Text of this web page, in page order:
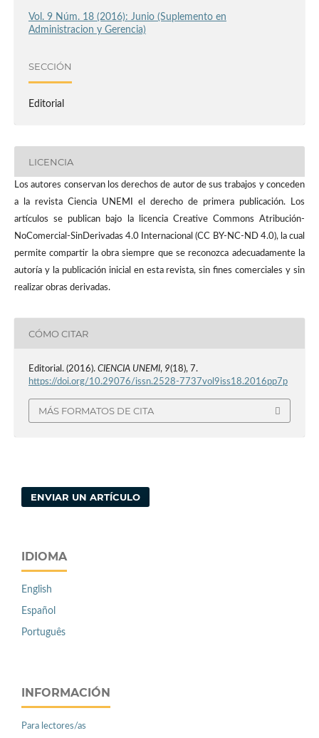
Vol. 9 Núm. 18 (2016): Junio (Suplemento en
Administracion y Gerencia)
SECCIÓN
Editorial
LICENCIA
Los autores conservan los derechos de autor de sus trabajos y conceden
a la revista Ciencia UNEMI el derecho de primera publicación. Los
artículos se publican bajo la licencia Creative Commons Atribución-
NoComercial-SinDerivadas 4.0 Internacional (CC BY-NC-ND 4.0), la cual
permite compartir la obra siempre que se reconozca adecuadamente la
autoría y la publicación inicial en esta revista, sin fines comerciales y sin
realizar obras derivadas.
CÓMO CITAR
Editorial. (2016). CIENCIA UNEMI, 9(18), 7.
https://doi.org/10.29076/issn.2528-7737vol9iss18.2016pp7p
MÁS FORMATOS DE CITA
ENVIAR UN ARTÍCULO
IDIOMA
English
Español
Português
INFORMACIÓN
Para lectores/as